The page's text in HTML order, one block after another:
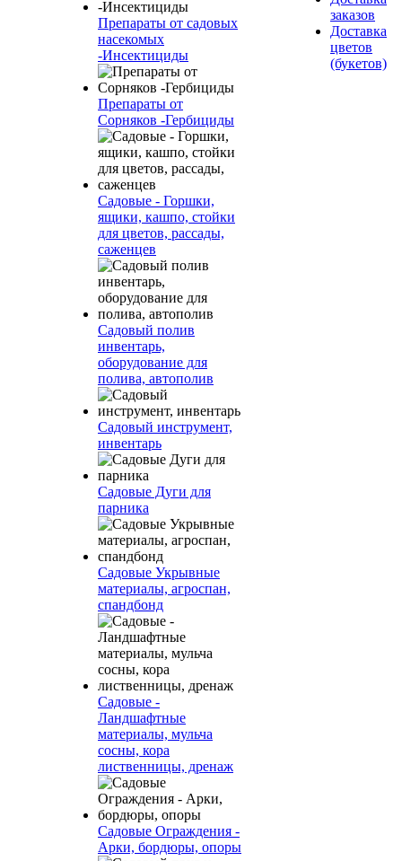
Препараты от садовых
насекомых
-Инсектициды
Препараты от
Сорняков -Гербициды
Садовые - Горшки,
ящики, кашпо, стойки
для цветов, рассады,
саженцев
Садовый полив
инвентарь,
оборудование для
полива, автополив
Садовый инструмент,
инвентарь
Садовые Дуги для
парника
Садовые Укрывные
материалы, агроспан,
спандбонд
Садовые -
Ландшафтные
материалы, мульча
сосны, кора
лиственницы, дренаж
Садовые Ограждения -
Арки, бордюры, опоры
заказов
Доставка
цветов
(букетов)